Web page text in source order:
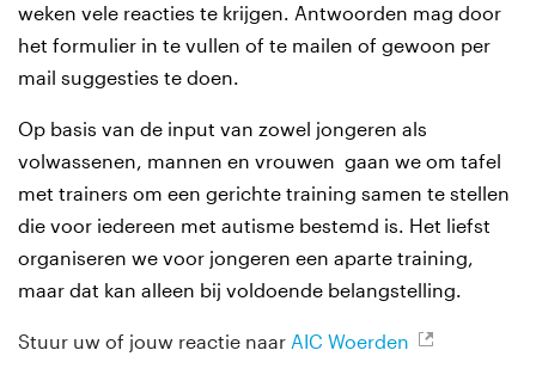
weken vele reacties te krijgen. Antwoorden mag door
het formulier in te vullen of te mailen of gewoon per
mail suggesties te doen.
Op basis van de input van zowel jongeren als
volwassenen, mannen en vrouwen gaan we om tafel
met trainers om een gerichte training samen te stellen
die voor iedereen met autisme bestemd is. Het liefst
organiseren we voor jongeren een aparte training,
maar dat kan alleen bij voldoende belangstelling.
Stuur uw of jouw reactie naar AIC Woerden